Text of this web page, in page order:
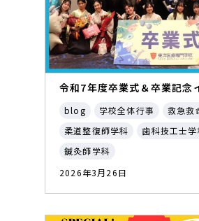
令和7年度卒業式＆卒業記念
blog 学校全体行事
救急救
柔道整復師学科
歯科技工士学
鍼灸師学科
2026年3月26日